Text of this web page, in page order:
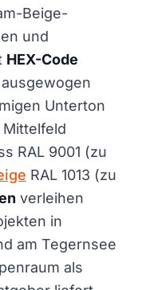
Beige-
und
HEX-Code
Unterton
Mittelfeld
RAL 9001 (zu
RAL 1013 (zu
verleihen
in
am Tegernsee
als